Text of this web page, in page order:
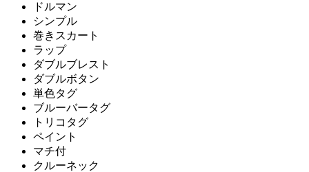
ドルマン
シンプル
巻きスカート
ラップ
ダブルブレスト
ダブルボタン
単色タグ
ブルーバータグ
トリコタグ
ペイント
マチ付
クルーネック